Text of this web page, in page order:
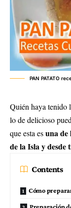
PAN PATATO
Quién haya tenido
lo de delicioso
que esta esuna de
de la Isla y desde
Contents
Cómo